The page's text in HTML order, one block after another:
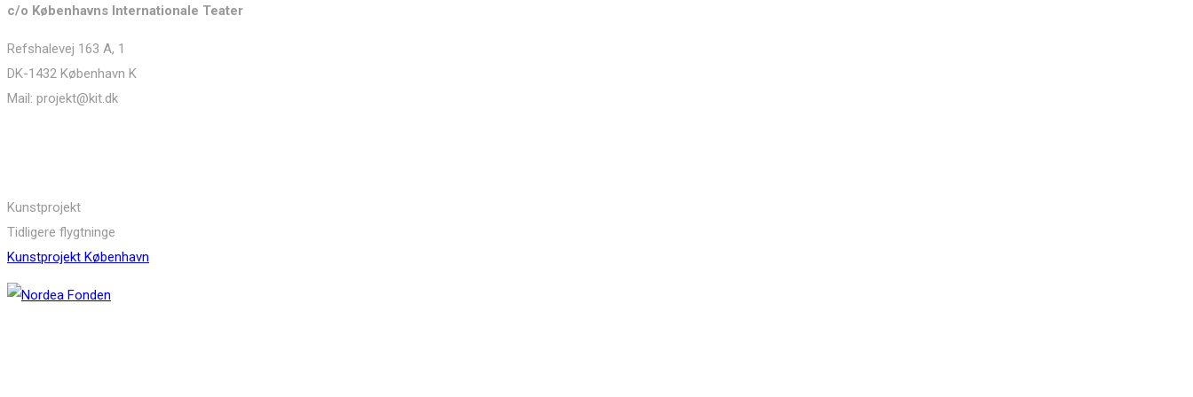
c/o Københavns Internationale Teater
Refshalevej 163 A, 1
DK-1432 København K
Mail: projekt@kit.dk
Kunstprojekt
Tidligere flygtninge
Kunstprojekt København